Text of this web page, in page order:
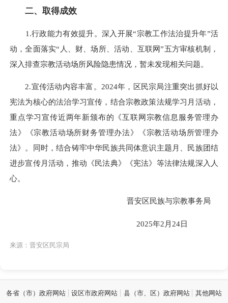
二、取得成效
1.行政能力有效提升。深入开展“宗教工作法治提升年”活
动，全面落实“人、财、场所、活动、互联网”五方审核机制，
深入排查宗教活动场所风险隐患情况，暂未发现相关问题。
2.宣传活动内容丰富。2024年，区民宗局注重突出抓好以
宪法为核心的法治学习宣传，结合宗教政策法规学习月活动，
重点学习宣传近两年新颁布的《互联网宗教信息服务管理办
法》《宗教活动场所财务管理办法》《宗教活动场所管理办
法》。同时，结合铸牢中华民族共同体意识主题月、民族团结
进步宣传月活动，推动《民法典》《宪法》等法律法规深入人
心。
晋安区民族与宗教事务局
2025年2月24日
来源：晋安区民宗局
各省（市）政府网站 设区市政府网站 县（市、区）政府网站 其他网站